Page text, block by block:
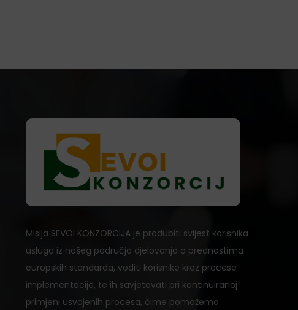
Misija SEVOI KONZORCIJA je produbiti svijest korisnika
usluga iz našeg područja djelovanja o prednostima
europskih standarda, voditi korisnike kroz procese
implementacije, te ih savjetovati pri kontinuiranoj
primjeni usvojenih procesa, čime pomažemo